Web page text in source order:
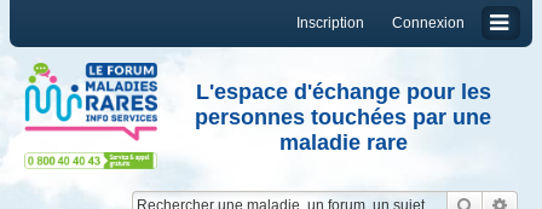
Connexion
Inscription
L'espace d'échange pour les
personnes touchées par une
maladie rare